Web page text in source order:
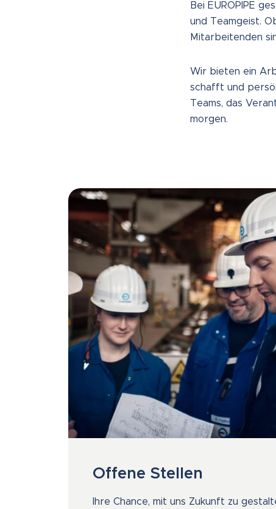
Bei EUROPIPE
und Teamgeist.
Mitarbeitenden
Wir bieten ein
schafft und
Teams, das
morgen.
Offene Stellen
Ihre Chance, mit uns Zukunft zu